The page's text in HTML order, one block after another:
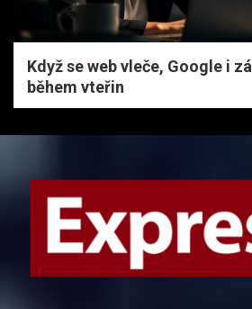
Když se web vleče, Google i
během vteřin